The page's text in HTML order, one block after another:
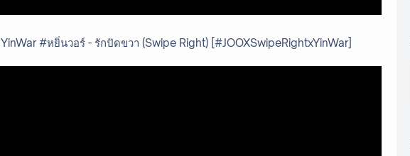
YinWar #หยิ่นวอร์ - รักปัดขวา (Swipe Right) [#JOOXSwipeRightxYinWar]